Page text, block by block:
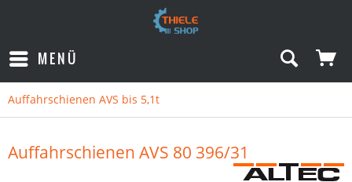
MENÜ
Auffahrschienen AVS bis 5,1t
Auffahrschienen AVS 80 396/31